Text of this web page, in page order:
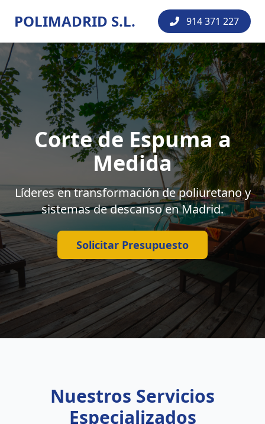
POLIMADRID S.L. 914 371 227
Corte de Espuma a
Medida
Líderes en transformación de poliuretano y
sistemas de descanso en Madrid.
Solicitar Presupuesto
Nuestros Servicios
Especializados